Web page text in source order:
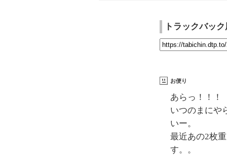
トラックバッ
お便り
あらっ！！！
いつのまにや
いー。
最近あの2枚
す。。